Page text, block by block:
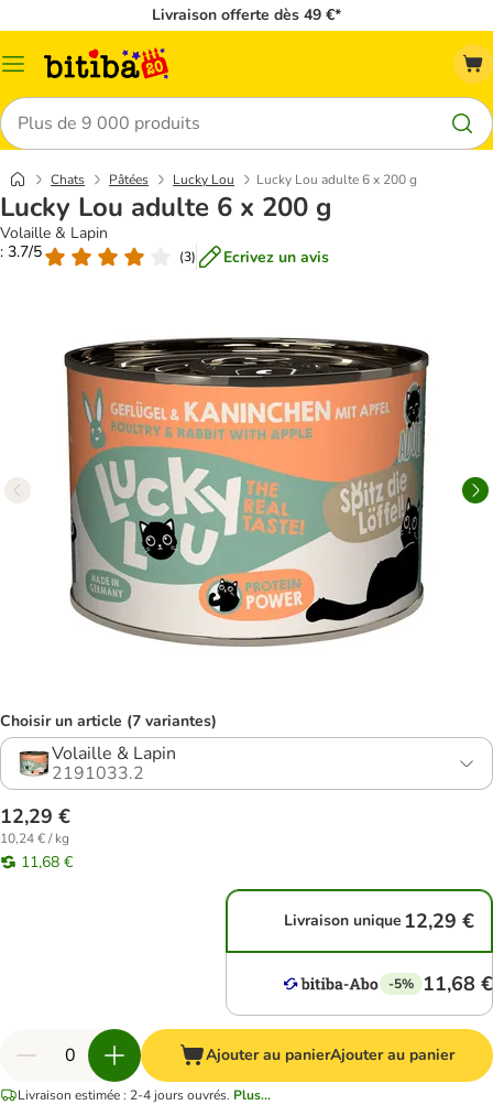
Livraison offerte dès 49 €*
Menu
Rechercher
Chats Pâtées Lucky Lou Lucky Lou adulte 6 x 200 g
Lucky Lou adulte 6 x 200 g
Volaille & Lapin
: 3.7/5
(3) Ecrivez un avis
Choisir un article (7 variantes)
Volaille & Lapin
2191033.2
12,29 €
10,24 € / kg
11,68 €
Livraison unique 12,29 €
-5% 11,68 €
Ajouter au panierAjouter au panier
Livraison estimée : 2-4 jours ouvrés. Plus...